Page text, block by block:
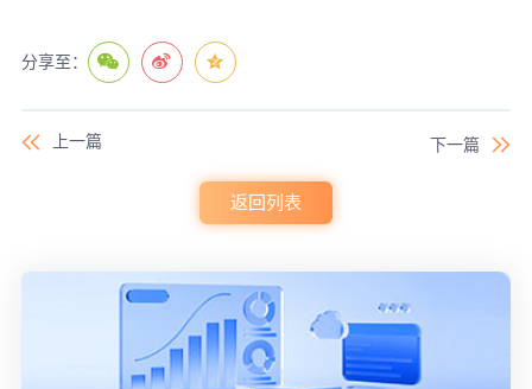
分享至：
上一篇 下一篇
返回列表